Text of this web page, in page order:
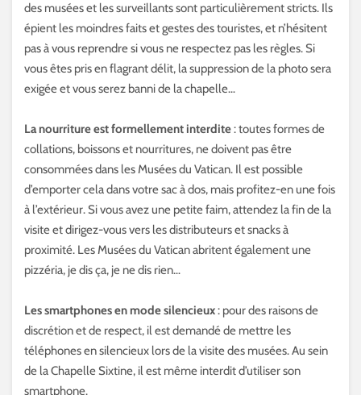
des musées et les surveillants sont particulièrement stricts. Ils
épient les moindres faits et gestes des touristes, et n’hésitent
pas à vous reprendre si vous ne respectez pas les règles. Si
vous êtes pris en flagrant délit, la suppression de la photo sera
exigée et vous serez banni de la chapelle…
La nourriture est formellement interdite: toutes formes de
collations, boissons et nourritures, ne doivent pas être
consommées dans les Musées du Vatican. Il est possible
d’emporter cela dans votre sac à dos, mais profitez-en une fois
à l’extérieur. Si vous avez une petite faim, attendez la fin de la
visite et dirigez-vous vers les distributeurs et snacks à
proximité. Les Musées du Vatican abritent également une
pizzéria, je dis ça, je ne dis rien…
Les smartphones en mode silencieux: pour des raisons de
discrétion et de respect, il est demandé de mettre les
téléphones en silencieux lors de la visite des musées. Au sein
de la Chapelle Sixtine, il est même interdit d’utiliser son
smartphone.